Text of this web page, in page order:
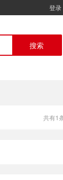
登录
搜索
共有1